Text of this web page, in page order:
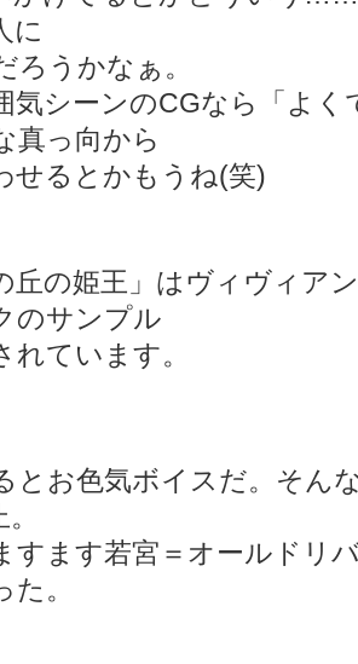
に
ろうかなぁ。
シーンのCGなら「よく
真っ向から
せるとかもうね(笑)
の姫王」はヴィヴィア
のサンプル
れています。
お色気ボイスだ。そん
ます若宮＝オールドリ
。